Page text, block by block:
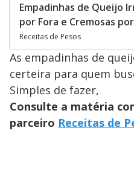
Empadinhas de Queijo
por Fora e Cremosas
Receitas de Pesos
As empadinhas de
certeira para quem
Simples de fazer,
Consulte a matéria
parceiro Receitas de